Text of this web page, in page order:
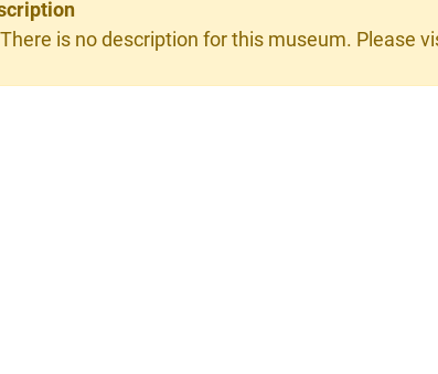
is no description for this museum. Please